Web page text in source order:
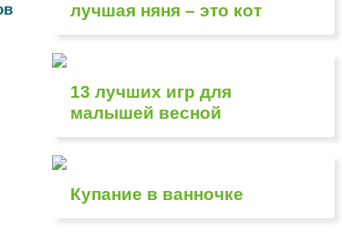
лучшая няня – это кот
13 лучших игр для
малышей весной
Купание в ванночке